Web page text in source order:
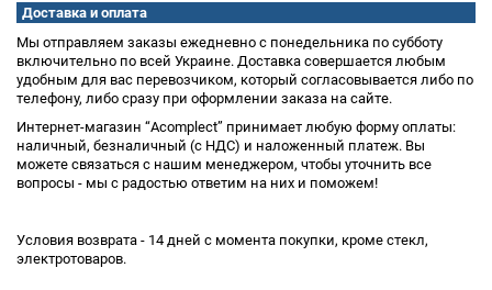
Доставка и оплата
Мы отправляем заказы ежедневно с понедельника по субботу
включительно по всей Украине. Доставка совершается любым
удобным для вас перевозчиком, который согласовывается либо по
телефону, либо сразу при оформлении заказа на сайте.
Интернет-магазин “Acomplect” принимает любую форму оплаты:
наличный, безналичный (с НДС) и наложенный платеж. Вы
можете связаться с нашим менеджером, чтобы уточнить все
вопросы - мы с радостью ответим на них и поможем!
Условия возврата - 14 дней с момента покупки, кроме стекл,
электротоваров.